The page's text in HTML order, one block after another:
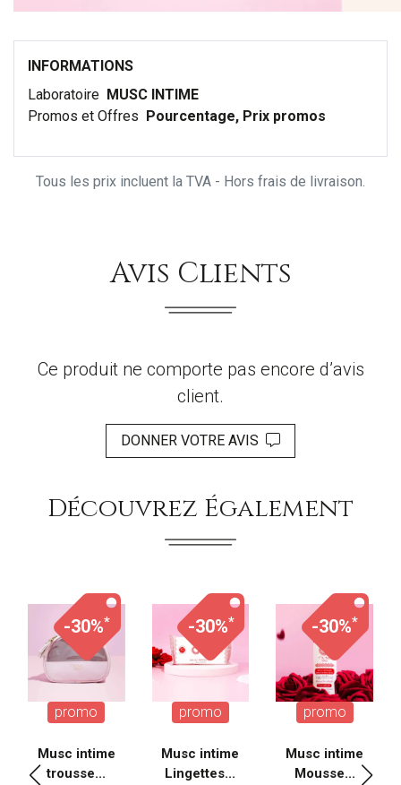
INFORMATIONS
Laboratoire MUSC INTIME
Promos et Offres
Pourcentage, Prix promos
Tous les prix incluent la TVA - Hors frais de livraison.
Avis Clients
Ce produit ne comporte pas encore d’avis
client.
DONNER VOTRE AVIS
Découvrez Également
-30%*
promo
Musc intime
trousse...
-30%*
promo
Musc intime
Lingettes...
-30%*
promo
Musc intime
Mousse...